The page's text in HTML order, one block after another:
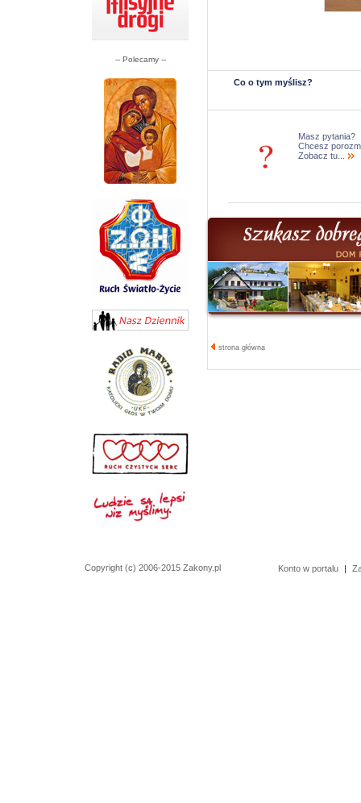
-- Polecamy --
Co o tym myślisz?
Masz pytania?
Chcesz
Zobacz tu...
strona główna
Copyright (c) 2006-2015 Zakony.pl Konto w portalu |